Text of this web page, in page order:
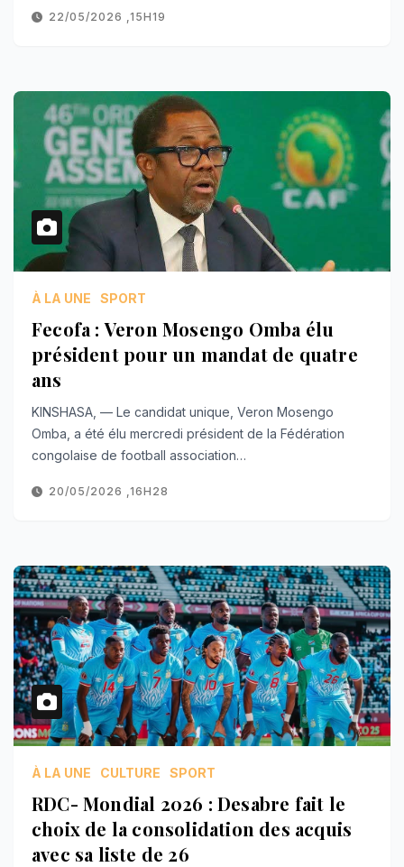
22/05/2026 ,15H19
À LA UNE SPORT
Fecofa : Veron Mosengo Omba élu
président pour un mandat de quatre
ans
KINSHASA, — Le candidat unique, Veron Mosengo
Omba, a été élu mercredi président de la Fédération
congolaise de football association…
20/05/2026 ,16H28
À LA UNE CULTURE SPORT
RDC- Mondial 2026 : Desabre fait le
choix de la consolidation des acquis
avec sa liste de 26